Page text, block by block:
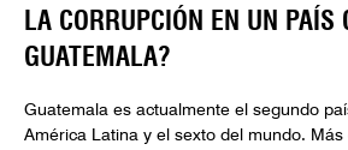
LA CORRUPCIÓN EN UN PAÍS
GUATEMALA?
Guatemala es actualmente el segundo
América Latina y el sexto del mundo. Más